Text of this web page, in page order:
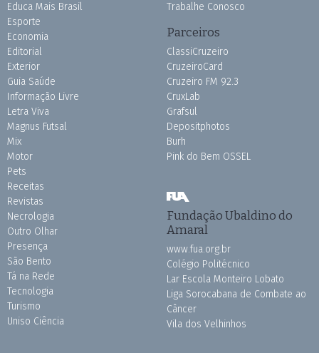
Educa Mais Brasil
Esporte
Economia
Editorial
Exterior
Guia Saúde
Informação Livre
Letra Viva
Magnus Futsal
Mix
Motor
Pets
Receitas
Revistas
Necrologia
Outro Olhar
Presença
São Bento
Tá na Rede
Tecnologia
Turismo
Uniso Ciência
Trabalhe Conosco
Parceiros
ClassiCruzeiro
CruzeiroCard
Cruzeiro FM 92.3
CruxLab
Grafsul
Depositphotos
Burh
Pink do Bem OSSEL
Fundação Ubaldino do
Amaral
www.fua.org.br
Colégio Politécnico
Lar Escola Monteiro Lobato
Liga Sorocabana de Combate ao
Câncer
Vila dos Velhinhos